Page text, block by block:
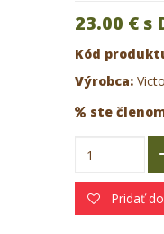
23.00 €s
Kód
Výrobca:
ste
Pridať